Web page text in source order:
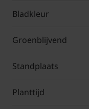
Bladkleur
Groenblijvend
Standplaats
Planttijd